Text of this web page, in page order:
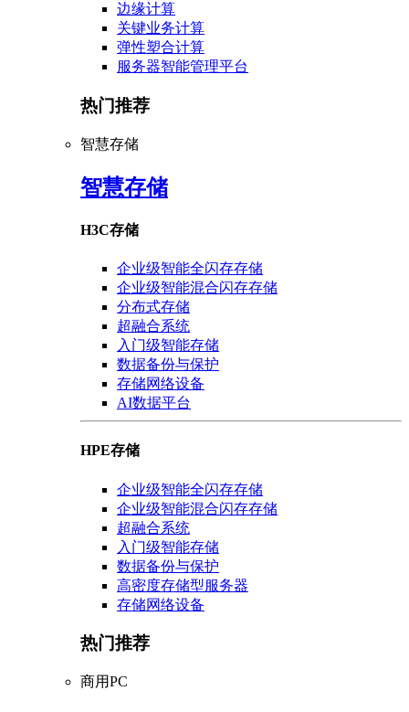
边缘计算
关键业务计算
弹性塑合计算
服务器智能管理平台
热门推荐
智慧存储
智慧存储
H3C存储
企业级智能全闪存存储
企业级智能混合闪存存储
分布式存储
超融合系统
入门级智能存储
数据备份与保护
存储网络设备
AI数据平台
HPE存储
企业级智能全闪存存储
企业级智能混合闪存存储
超融合系统
入门级智能存储
数据备份与保护
高密度存储型服务器
存储网络设备
热门推荐
商用PC